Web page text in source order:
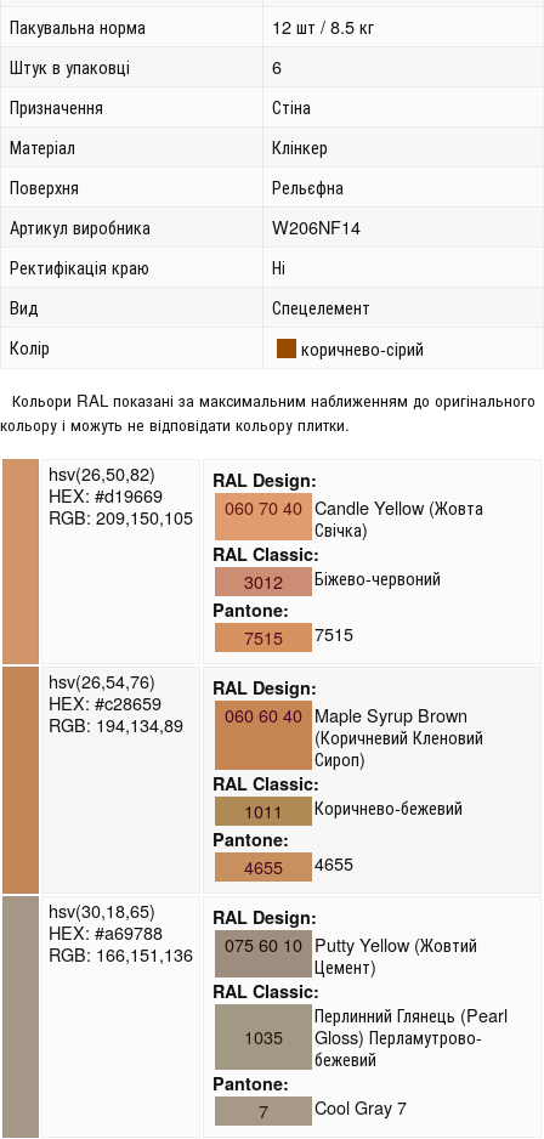
Пакувальна норма
12 шт / 8.5 кг
Штук в упаковці
6
Призначення
Стіна
Матеріал
Клінкер
Поверхня
Рельєфна
Артикул виробника
W206NF14
Ректифікація краю
Ні
Вид
Спецелемент
Колір
коричнево-сірий
Кольори RAL показані за максимальним наближенням до оригінального
кольору і можуть не відповідати кольору плитки.
hsv(26,50,82)
HEX: #d19669
RGB: 209,150,105
RAL Design:
060 70 40 Candle Yellow (Жовта
Свічка)
RAL Classic:
3012 Біжево-червоний
Pantone:
7515
7515
hsv(26,54,76)
HEX: #c28659
RGB: 194,134,89
RAL Design:
060 60 40 Maple Syrup Brown
(Коричневий Кленовий
Сироп)
RAL Classic:
1011 Коричнево-бежевий
Pantone:
4655
4655
hsv(30,18,65)
HEX: #a69788
RGB: 166,151,136
RAL Design:
075 60 10 Putty Yellow (Жовтий
Цемент)
RAL Classic:
1035
Перлинний Глянець (Pearl
Gloss) Перламутрово-
бежевий
Pantone:
7
Cool Gray 7